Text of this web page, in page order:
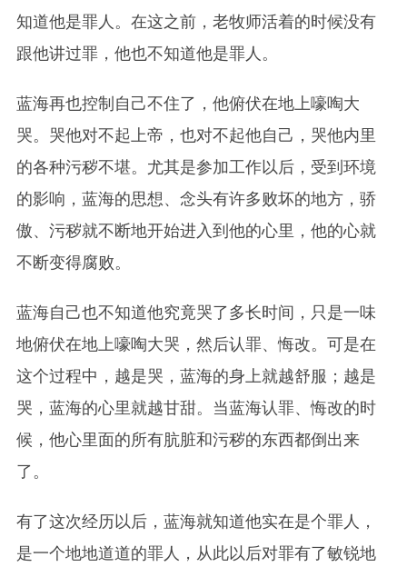
知道他是罪人。在这之前，老牧师活着的时候没有
跟他讲过罪，他也不知道他是罪人。
蓝海再也控制自己不住了，他俯伏在地上嚎啕大
哭。哭他对不起上帝，也对不起他自己，哭他内里
的各种污秽不堪。尤其是参加工作以后，受到环境
的影响，蓝海的思想、念头有许多败坏的地方，骄
傲、污秽就不断地开始进入到他的心里，他的心就
不断变得腐败。
蓝海自己也不知道他究竟哭了多长时间，只是一味
地俯伏在地上嚎啕大哭，然后认罪、悔改。可是在
这个过程中，越是哭，蓝海的身上就越舒服；越是
哭，蓝海的心里就越甘甜。当蓝海认罪、悔改的时
候，他心里面的所有肮脏和污秽的东西都倒出来
了。
有了这次经历以后，蓝海就知道他实在是个罪人，
是一个地地道道的罪人，从此以后对罪有了敏锐地